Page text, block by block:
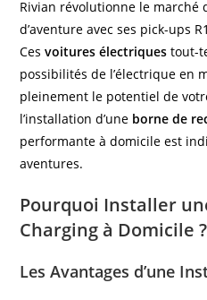
Rivian révolutionne le marché
d’aventure avec ses pick-ups
Cesvoitures électriques tout-
possibilités de l’électrique en
pleinement le potentiel de
l’installation d’une borne de
performante à domicile est
aventures.
Pourquoi Installer
Charging à Domicile ?
Les Avantages d’une